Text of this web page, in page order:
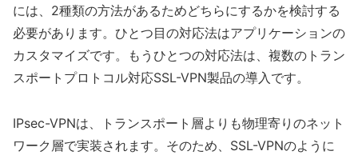
には、2種類の方法があるためどちらにするかを検討する
必要があります。ひとつ目の対応法はアプリケーションの
カスタマイズです。もうひとつの対応法は、複数のトラン
スポートプロトコル対応SSL-VPN製品の導入です。
IPsec-VPNは、トランスポート層よりも物理寄りのネット
ワーク層で実装されます。そのため、SSL-VPNのように